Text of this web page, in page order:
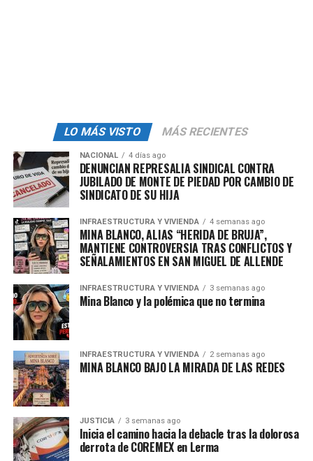
admin
LO MÁS VISTO MÁS RECIENTES
NACIONAL 4 días ago
DENUNCIAN REPRESALIA SINDICAL CONTRA
JUBILADO DE MONTE DE PIEDAD POR CAMBIO DE
SINDICATO DE SU HIJA
INFRAESTRUCTURA Y VIVIENDA 4 semanas ago
MINA BLANCO, ALIAS “HERIDA DE BRUJA”,
MANTIENE CONTROVERSIA TRAS CONFLICTOS Y
SEÑALAMIENTOS EN SAN MIGUEL DE ALLENDE
INFRAESTRUCTURA Y VIVIENDA 3 semanas ago
Mina Blanco y la polémica que no termina
INFRAESTRUCTURA Y VIVIENDA 2 semanas ago
MINA BLANCO BAJO LA MIRADA DE LAS REDES
JUSTICIA 3 semanas ago
Inicia el camino hacia la debacle tras la dolorosa
derrota de COREMEX en Lerma